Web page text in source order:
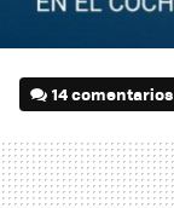
14 comentarios